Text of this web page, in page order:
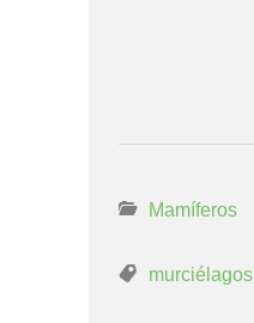
Mamíferos
murciélagos